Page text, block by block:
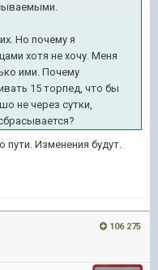
Но почему я
хотя не хочу. Меня
ими. Почему
15 торпед, что бы
не через сутки,
Изменения будут.
106 275